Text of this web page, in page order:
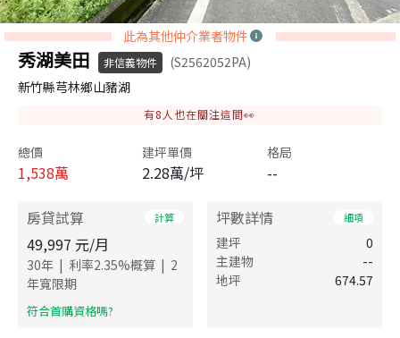
此為其他仲介業者物件
秀湖美田 非信義物件
(S2562052PA)
新竹縣芎林鄉山豬湖
有8 人也在關注這間👀
總價
1,538萬
建坪單價
2.28萬/坪
格局
--
房貸試算 計算
49,997 元/月
30年 | 利率2.35%概算 | 2
年寬限期
​符合首購資格嗎?
坪數詳情 細項
建坪
0
主建物
--
地坪
674.57